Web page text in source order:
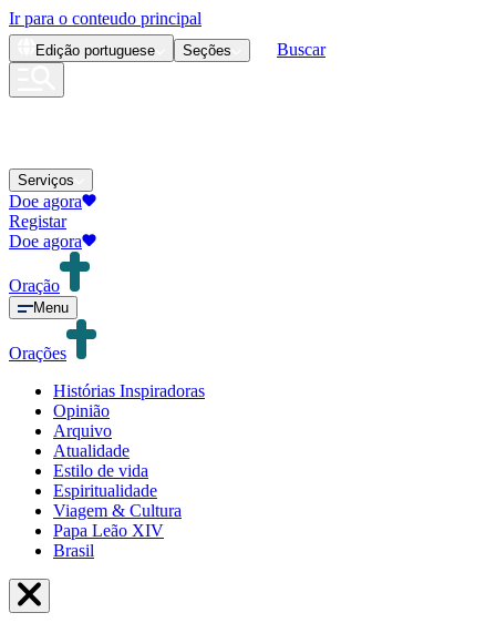
Ir para o conteudo principal
Edição portuguese Seções Buscar
Serviços
Doe agora
Registar
Doe agora
Oração
Menu
Orações
Histórias Inspiradoras
Opinião
Arquivo
Atualidade
Estilo de vida
Espiritualidade
Viagem & Cultura
Papa Leão XIV
Brasil